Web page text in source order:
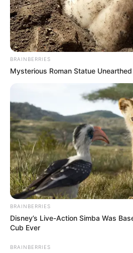
BRAINBERRIES
Mysterious Roman Statue
BRAINBERRIES
Disney’s Live-Action Simba Was
Cub Ever
BRAINBERRIES